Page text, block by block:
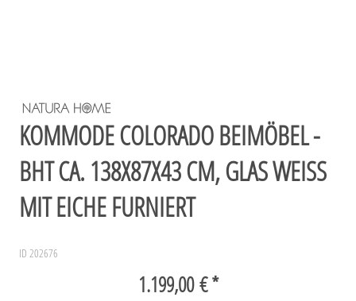
KOMMODE COLORADO BEIMÖBEL -
BHT CA. 138X87X43 CM, GLAS WEISS M
IT EICHE FURNIERT
ID 202676
1.199,00 € *